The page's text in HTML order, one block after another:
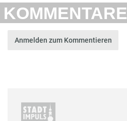
KOMMENTARE
Anmelden zum Kommentieren